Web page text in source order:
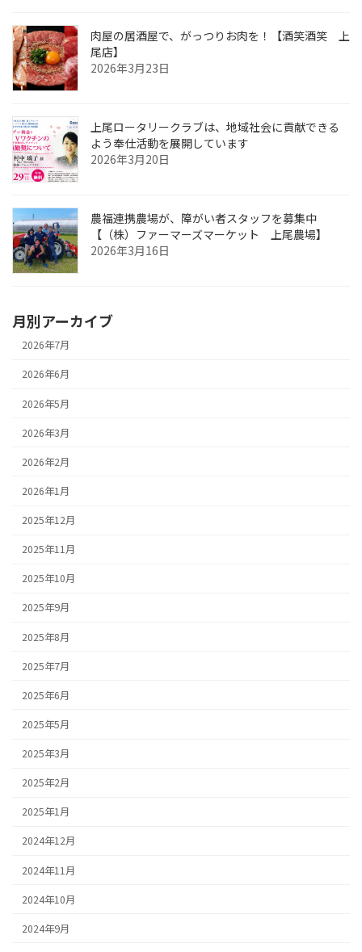
肉屋の居酒屋で、がっつりお肉を！【酒笑酒笑 上
尾店】
2026年3月23日
上尾ロータリークラブは、地域社会に貢献できる
よう奉仕活動を展開しています
2026年3月20日
農福連携農場が、障がい者スタッフを募集中
【（株）ファーマーズマーケット 上尾農場】
2026年3月16日
月別アーカイブ
2026年7月
2026年6月
2026年5月
2026年3月
2026年2月
2026年1月
2025年12月
2025年11月
2025年10月
2025年9月
2025年8月
2025年7月
2025年6月
2025年5月
2025年3月
2025年2月
2025年1月
2024年12月
2024年11月
2024年10月
2024年9月